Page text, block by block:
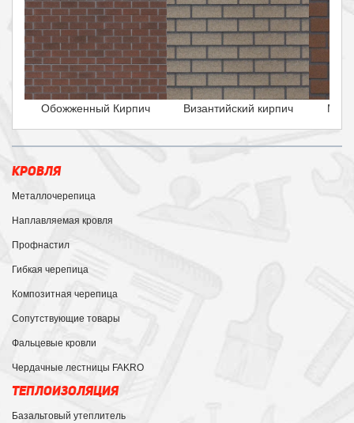
Обожженный Кирпич Византийский кирпич
КРОВЛЯ
Металлочерепица
Наплавляемая кровля
Профнастил
Гибкая черепица
Композитная черепица
Сопутствующие товары
Фальцевые кровли
Чердачные лестницы FAKRO
ТЕПЛОИЗОЛЯЦИЯ
Базальтовый утеплитель